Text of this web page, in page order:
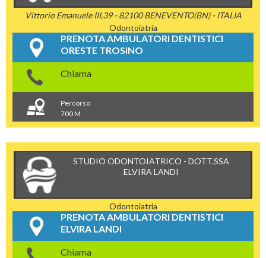
Vittorio Emanuele III,39 - 82100 BENEVENTO(BN) - ITALIA
Odontoiatria
PRENOTA AMBULATORI DENTISTICI
ORESTE TROSINO
Chiama
Percorso
700 M
STUDIO ODONTOIATRICO - DOTT.SSA
ELVIRA LANDI
Odontoiatria
PRENOTA AMBULATORI DENTISTICI
ELVIRA LANDI
Chiama